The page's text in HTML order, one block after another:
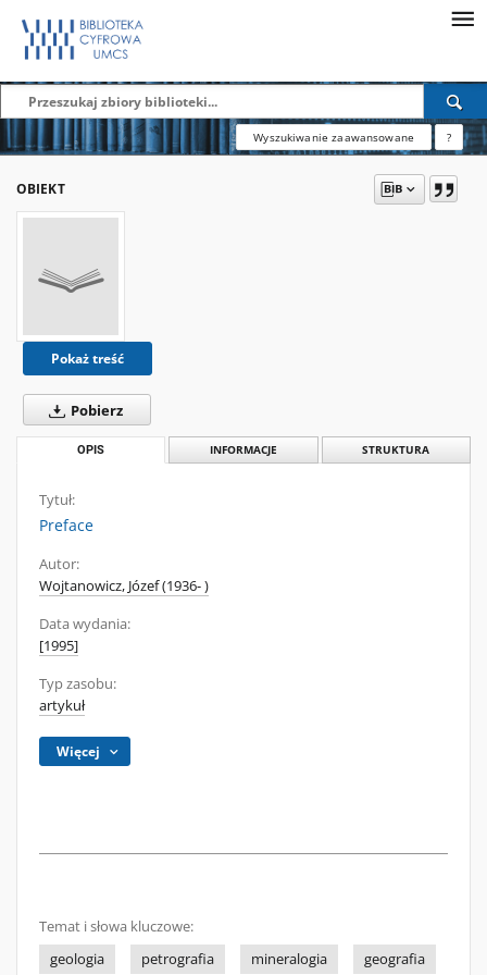
Wyszukiwanie zaawansowane ?
OBIEKT
Pokaż treść
Pobierz
OPIS INFORMACJE STRUKTURA
Tytuł:
Preface
Autor:
Wojtanowicz, Józef (1936- )
Data wydania:
[1995]
Typ zasobu:
artykuł
Więcej
Temat i słowa kluczowe:
geologia
petrografia mineralogia geografia